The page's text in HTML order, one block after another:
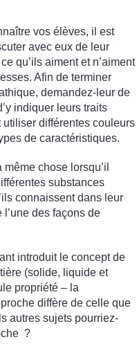
vos élèves, il est
avec eux de leur
qu’ils aiment et n’aiment
Afin de terminer
demandez-leur de
indiquer leurs traits
utiliser différentes couleurs
de caractéristiques.
chose lorsqu’il
substances
connaissent dans leur
l’une des façons de
introduit le concept de
(solide, liquide et
propriété – la
diffère de celle que
autres sujets pourriez-
?